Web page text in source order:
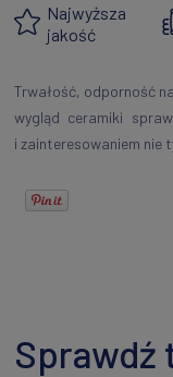
Najwyższa
jakość
Trwałość, odporność
wygląd ceramiki
i zainteresowaniem nie
Sprawdź